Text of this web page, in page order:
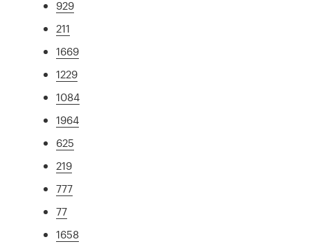
929
211
1669
1229
1084
1964
625
219
777
77
1658